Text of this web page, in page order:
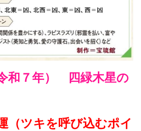
和７年） 四緑木星の
（ツキを呼び込むポイ